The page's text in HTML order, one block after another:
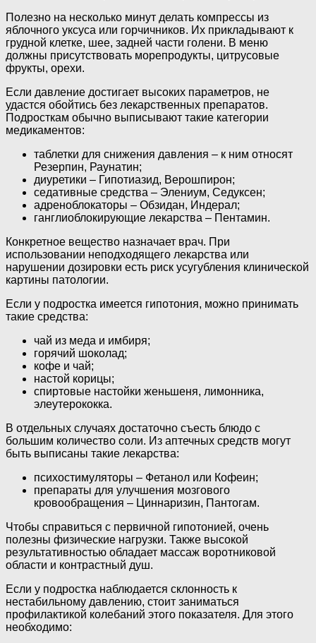
Полезно на несколько минут делать компрессы из
яблочного уксуса или горчичников. Их прикладывают к
грудной клетке, шее, задней части голени. В меню
должны присутствовать морепродукты, цитрусовые
фрукты, орехи.
Если давление достигает высоких параметров, не
удастся обойтись без лекарственных препаратов.
Подросткам обычно выписывают такие категории
медикаментов:
таблетки для снижения давления – к ним относят
Резерпин, Раунатин;
диуретики – Гипотиазид, Верошпирон;
седативные средства – Элениум, Седуксен;
адреноблокаторы – Обзидан, Индерал;
ганглиоблокирующие лекарства – Пентамин.
Конкретное вещество назначает врач. При
использовании неподходящего лекарства или
нарушении дозировки есть риск усугубления клинической
картины патологии.
Если у подростка имеется гипотония, можно принимать
такие средства:
чай из меда и имбиря;
горячий шоколад;
кофе и чай;
настой корицы;
спиртовые настойки женьшеня, лимонника,
элеутерококка.
В отдельных случаях достаточно съесть блюдо с
большим количество соли. Из аптечных средств могут
быть выписаны такие лекарства:
психостимуляторы – Фетанол или Кофеин;
препараты для улучшения мозгового
кровообращения – Циннаризин, Пантогам.
Чтобы справиться с первичной гипотонией, очень
полезны физические нагрузки. Также высокой
результативностью обладает массаж воротниковой
области и контрастный душ.
Если у подростка наблюдается склонность к
нестабильному давлению, стоит заниматься
профилактикой колебаний этого показателя. Для этого
необходимо: